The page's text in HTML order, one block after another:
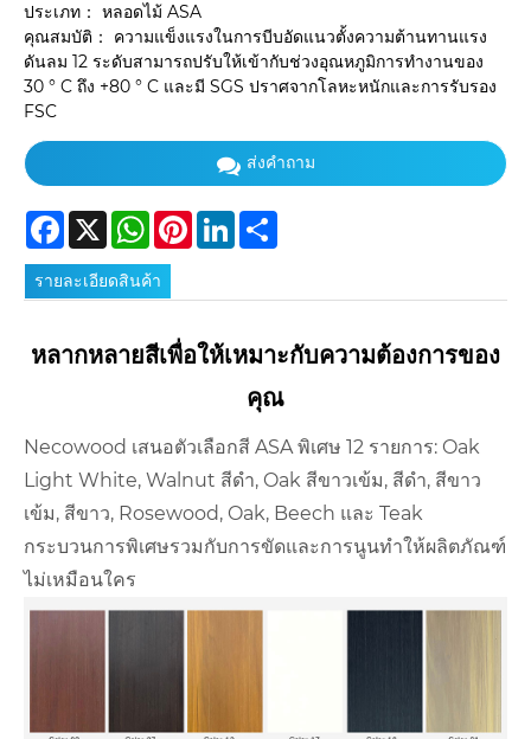
ประเภท： หลอดไม้ ASA
คุณสมบัติ： ความแข็งแรงในการบีบอัดแนวตั้งความต้านทานแรง
ดันลม 12 ระดับสามารถปรับให้เข้ากับช่วงอุณหภูมิการทำงานของ
30 ° C ถึง +80 ° C และมี SGS ปราศจากโลหะหนักและการรับรอง
FSC
ส่งคำถาม
Facebook
X WhatsAppPinterestLinkedIn
รายละเอียดสินค้า
หลากหลายสีเพื่อให้เหมาะกับความต้องการของ
คุณ
Necowood เสนอตัวเลือกสี ASA พิเศษ 12 รายการ: Oak
Light White, Walnut สีดำ, Oak สีขาวเข้ม, สีดำ, สีขาว
เข้ม, สีขาว, Rosewood, Oak, Beech และ Teak
กระบวนการพิเศษรวมกับการขัดและการนูนทำให้ผลิตภัณฑ์
ไม่เหมือนใคร